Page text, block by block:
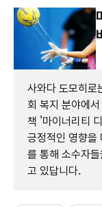
사와다 도모히로
회 복지 분야에
책 '마이너리티
긍정적인 영향을
를 통해 소수자
고 있답니다.